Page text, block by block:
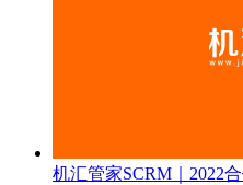
机汇管家SCRM｜2022